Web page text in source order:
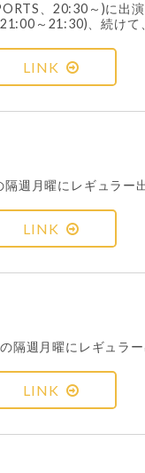
、20:30～)に
～21:30)、続けて
LINK
週月曜にレギュラー
LINK
週月曜にレギュラー
LINK